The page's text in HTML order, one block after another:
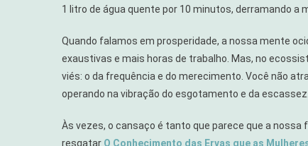
E
Atrair
E
Mover
Energia
1 litro de água quente por 10 minutos, derramando a
Quando falamos em prosperidade, a nossa mente
exaustivas e mais horas de trabalho. Mas, no
viés: o da frequência e do merecimento. Você não
operando na vibração do esgotamento e da escassez.
Às vezes, o cansaço é tanto que parece que a nossa
resgatar O Conhecimento das Ervas que as